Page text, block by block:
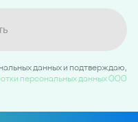
данных и подтверждаю,
персональных данных ООО